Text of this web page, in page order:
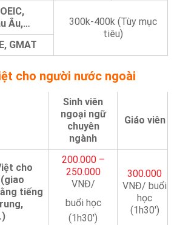
Âu,…
300k-400k (Tùy mục
tiêu)
GMAT
cho người nước ngoài
Sinh viên
ngoại ngữ
chuyên
ngành
Giáo viên
cho
tiếng
200.000 –
250.000
VNĐ/
buổi học
(1h30′)
300.000
VNĐ/ buổi
học
(1h30′)